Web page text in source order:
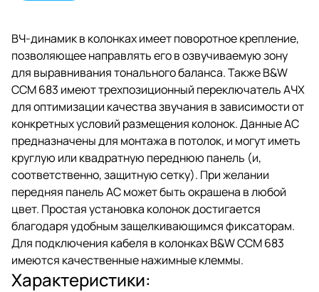
трубами Nautilus, который
можно поворачивать для
регулировки излучения на
высоких частотах и
трехпозиционный
переключатель EQ.
ВЧ-динамик в колонках имеет поворотное крепление,
позволяющее направлять его в озвучиваемую зону
для выравнивания тонального баланса. Также B&W
CCM 683 имеют трехпозиционный переключатель АЧХ
для оптимизации качества звучания в зависимости от
конкретных условий размещения колонок. Данные АС
предназначены для монтажа в потолок, и могут иметь
круглую или квадратную переднюю панель (и,
соответственно, защитную сетку). При желании
передняя панель АС может быть окрашена в любой
цвет. Простая установка колонок достигается
благодаря удобным защелкивающимся фиксаторам.
Для подключения кабеля в колонках B&W CCM 683
имеются качественные нажимные клеммы.
Характеристики: